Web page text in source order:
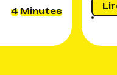
4 Minutes